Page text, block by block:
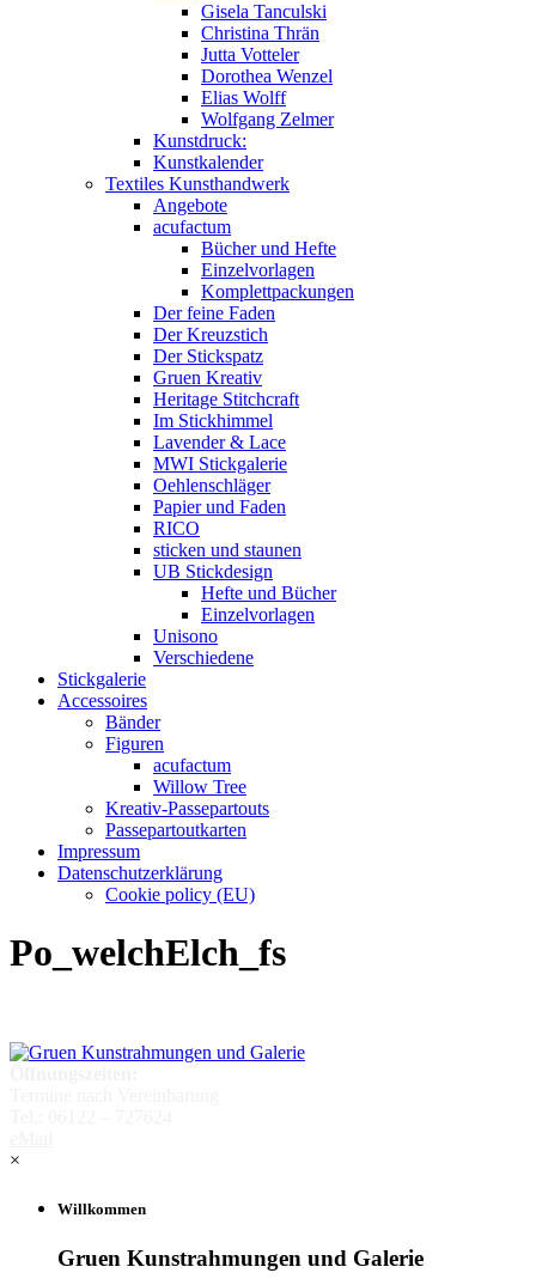
Gisela Tanculski
Christina Thrän
Jutta Votteler
Dorothea Wenzel
Elias Wolff
Wolfgang Zelmer
Kunstdruck:
Kunstkalender
Textiles Kunsthandwerk
Angebote
acufactum
Bücher und Hefte
Einzelvorlagen
Komplettpackungen
Der feine Faden
Der Kreuzstich
Der Stickspatz
Gruen Kreativ
Heritage Stitchcraft
Im Stickhimmel
Lavender & Lace
MWI Stickgalerie
Oehlenschläger
Papier und Faden
RICO
sticken und staunen
UB Stickdesign
Hefte und Bücher
Einzelvorlagen
Unisono
Verschiedene
Stickgalerie
Accessoires
Bänder
Figuren
acufactum
Willow Tree
Kreativ-Passepartouts
Passepartoutkarten
Impressum
Datenschutzerklärung
Cookie policy (EU)
Po_welchElch_fs
×
Willkommen
Gruen Kunstrahmungen und Galerie